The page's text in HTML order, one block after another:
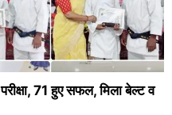
71 हुए सफल, मिला बेल्ट व